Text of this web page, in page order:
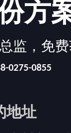
方
监，免
0275-0855
地址